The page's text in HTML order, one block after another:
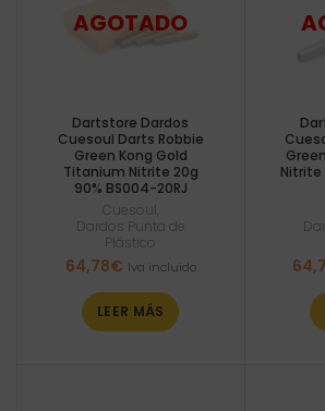
Dartstore Dardos
Cuesoul Darts Robbie
Green Kong Gold
Titanium Nitrite 20g
90% BS004-20RJ
Cuesoul
Dardos Punta de
Plástico
64,78€ Iva incluido
LEER MÁS
Nitrite